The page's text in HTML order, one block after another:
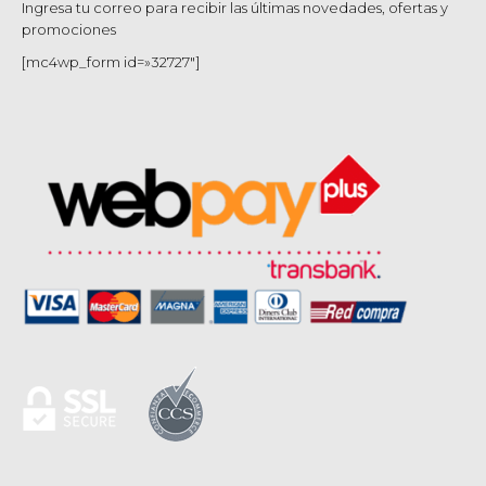
Ingresa tu correo para recibir las últimas novedades, ofertas y
promociones
[mc4wp_form id=»32727″]